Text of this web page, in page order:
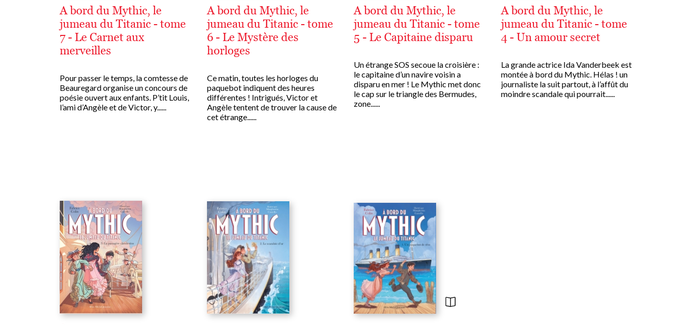
A bord du Mythic, le
jumeau du Titanic - tome
7 - Le Carnet aux
merveilles
Pour passer le temps, la comtesse de
Beauregard organise un concours de
poésie ouvert aux enfants. P’tit Louis,
l’ami d’Angèle et de Victor, y......
A bord du Mythic, le
jumeau du Titanic - tome
6 - Le Mystère des
horloges
Ce matin, toutes les horloges du
paquebot indiquent des heures
différentes ! Intrigués, Victor et
Angèle tentent de trouver la cause de
cet étrange......
A bord du Mythic, le
jumeau du Titanic - tome
5 - Le Capitaine disparu
Un étrange SOS secoue la croisière :
le capitaine d’un navire voisin a
disparu en mer ! Le Mythic met donc
le cap sur le triangle des Bermudes,
zone......
A bord du Mythic, le
jumeau du Titanic - tome
4 - Un amour secret
La grande actrice Ida Vanderbeek est
montée à bord du Mythic. Hélas ! un
journaliste la suit partout, à l’affût du
moindre scandale qui pourrait......